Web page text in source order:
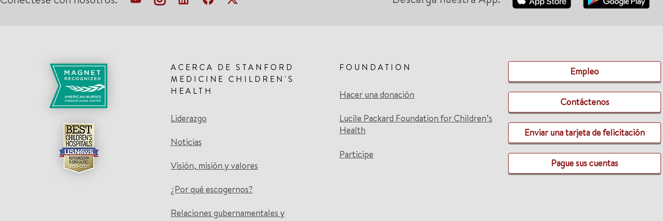
ACERCA DE STANFORD
MEDICINE CHILDREN'S
HEALTH
Liderazgo
Noticias
Visión, misión y valores
¿Por qué escogernos?
Relaciones gubernamentales y
FOUNDATION
Hacer una donación
Lucile Packard Foundation for Children’s
Health
Participe
Empleo
Contáctenos
Enviar una tarjeta de felicitación
Pague sus cuentas